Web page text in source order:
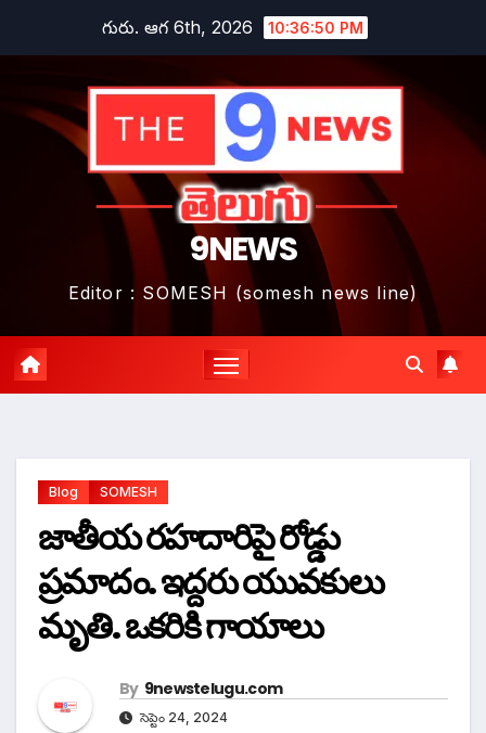
గురు. ఆగ 6th, 2026 10:36:51 PM
9NEWS
Editor : SOMESH (somesh news line)
Blog SOMESH
జాతీయ రహదారిపై రోడ్డు
ప్రమాదం. ఇద్దరు యువకులు
మృతి. ఒకరికి గాయాలు
By 9newstelugu.com
సెప్టెం 24, 2024